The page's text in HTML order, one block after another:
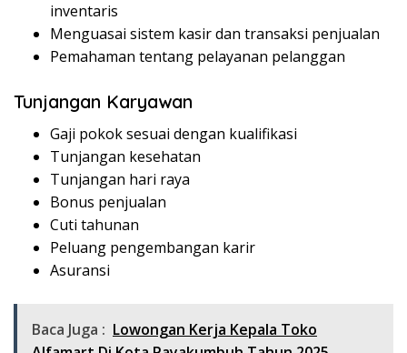
inventaris
Menguasai sistem kasir dan transaksi penjualan
Pemahaman tentang pelayanan pelanggan
Tunjangan Karyawan
Gaji pokok sesuai dengan kualifikasi
Tunjangan kesehatan
Tunjangan hari raya
Bonus penjualan
Cuti tahunan
Peluang pengembangan karir
Asuransi
Baca Juga : Lowongan Kerja Kepala Toko